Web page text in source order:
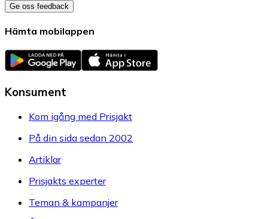
Ge oss feedback
Hämta mobilappen
Konsument
Kom igång med Prisjakt
På din sida sedan 2002
Artiklar
Prisjakts experter
Teman & kampanjer